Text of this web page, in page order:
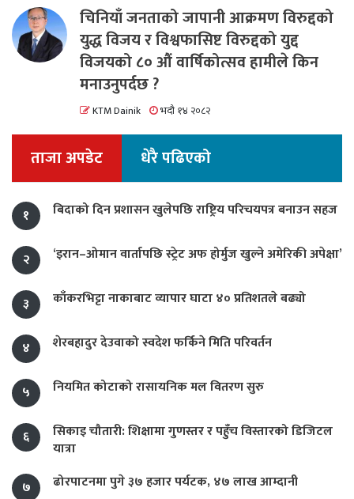
चिनियाँ जनताको जापानी आक्रमण विरुद्दको
युद्ध विजय र विश्वफासिष्ट विरुद्दको युद्द
विजयको ८० औं वार्षिकोत्सव हामीले किन
मनाउनुपर्दछ ?
KTM Dainik भदौ १४ २०८२
ताजा अपडेट धेरै पढिएको
१ बिदाको दिन प्रशासन खुलेपछि राष्ट्रिय परिचयपत्र बनाउन सहज
२ ‘इरान–ओमान वार्तापछि स्ट्रेट अफ होर्मुज खुल्ने अमेरिकी अपेक्षा’
३ काँकरभिट्टा नाकाबाट व्यापार घाटा ४० प्रतिशतले बढ्यो
४ शेरबहादुर देउवाको स्वदेश फर्किने मिति परिवर्तन
५ नियमित कोटाको रासायनिक मल वितरण सुरु
६
सिकाइ चौतारी: शिक्षामा गुणस्तर र पहुँच विस्तारको डिजिटल
यात्रा
७
ढोरपाटनमा पुगे ३७ हजार पर्यटक, ४७ लाख आम्दानी